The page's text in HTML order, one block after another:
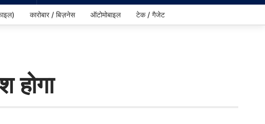
कारोबार / बिज़नेस ऑटोमोबाइल टेक / गैजेट
होगा